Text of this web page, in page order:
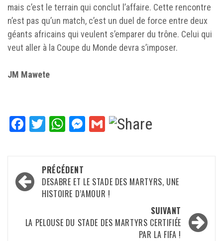
mais c’est le terrain qui conclut l’affaire. Cette rencontre
n’est pas qu’un match, c’est un duel de force entre deux
géants africains qui veulent s’emparer du trône. Celui qui
veut aller à la Coupe du Monde devra s’imposer.
JM Mawete
Facebook
TwitterWhatsApp
Messenger
Gmail
Navigation
d’article
PRÉCÉDENT
DESABRE ET LE STADE DES MARTYRS, UNE
HISTOIRE D’AMOUR !
SUIVANT
LA PELOUSE DU STADE DES MARTYRS CERTIFIÉE
PAR LA FIFA !